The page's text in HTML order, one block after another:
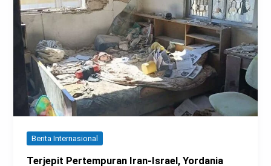
Berita Internasional
Terjepit Pertempuran Iran-Israel, Yordania